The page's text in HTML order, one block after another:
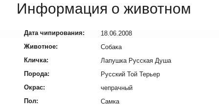
Информация о животном
Дата чипирования:
18.06.2008
Животное:
Собака
Кличка:
Лапушка Русская Душа
Порода:
Русский Той Терьер
Окрас:
чепрачный
Пол:
Самка